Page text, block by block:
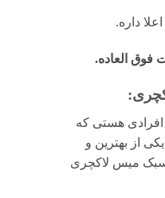
داره.
فوق العاده.
افرادی هستی که
یکی از بهترین و
میس لاکچری